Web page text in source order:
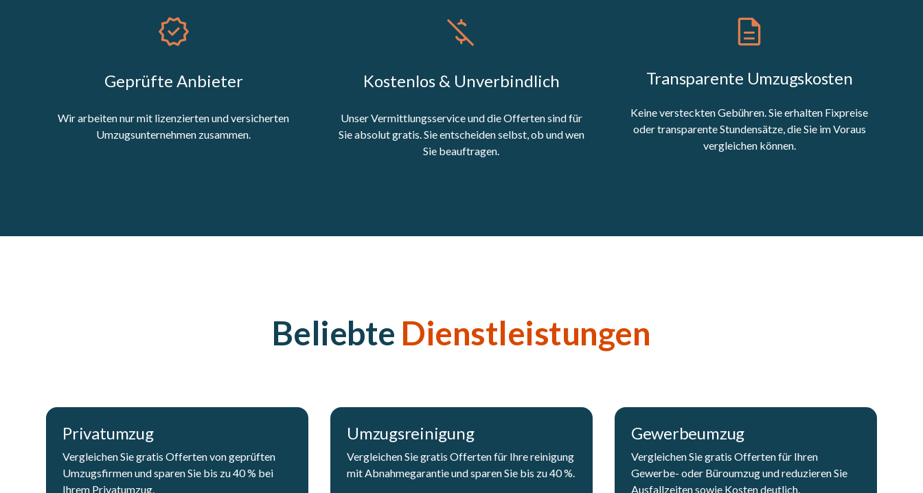
Geprüfte Anbieter
Wir arbeiten nur mit lizenzierten und versicherten
Umzugsunternehmen zusammen.
Kostenlos & Unverbindlich
Unser Vermittlungsservice und die Offerten sind für
Sie absolut gratis. Sie entscheiden selbst, ob und wen
Sie beauftragen.
Transparente Umzugskosten
Keine versteckten Gebühren. Sie erhalten Fixpreise
oder transparente Stundensätze, die Sie im Voraus
vergleichen können.
Beliebte Dienstleistungen
Privatumzug
Vergleichen Sie gratis Offerten von geprüften
Umzugsfirmen und sparen Sie bis zu 40 % bei
Ihrem Privatumzug.
Umzugsreinigung
Vergleichen Sie gratis Offerten für Ihre reinigung
mit Abnahmegarantie und sparen Sie bis zu 40 %.
Gewerbeumzug
Vergleichen Sie gratis Offerten für Ihren
Gewerbe- oder Büroumzug und reduzieren Sie
Ausfallzeiten sowie Kosten deutlich.